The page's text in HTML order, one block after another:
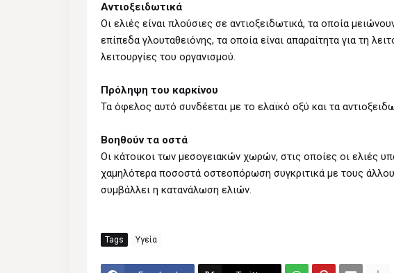
Αντιοξειδωτικά
Οι ελιές είναι πλούσιες σε αντιοξειδωτικά, τα οποία
επίπεδα γλουταθειόνης, τα οποία είναι απαραίτητα για τη
λειτουργίες του οργανισμού.
Πρόληψη του καρκίνου
Τα όφελος αυτό συνδέεται με το ελαϊκό οξύ και τα
Βοηθούν τα οστά
Οι κάτοικοι των μεσογειακών χωρών, στις οποίες οι ελιές
χαμηλότερα ποσοστά οστεοπόρωση συγκριτικά με τους
συμβάλλει η κατανάλωση ελιών.
Tags Υγεία